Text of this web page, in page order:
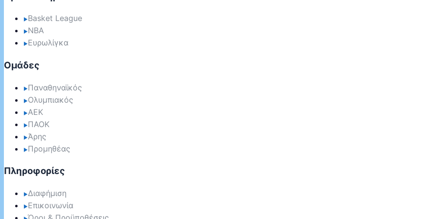
▶Basket League
▶NBA
▶Ευρωλίγκα
Ομάδες
▶Παναθηναϊκός
▶Ολυμπιακός
▶ΑΕΚ
▶ΠΑΟΚ
▶Άρης
▶Προμηθέας
Πληροφορίες
▶Διαφήμιση
▶Επικοινωνία